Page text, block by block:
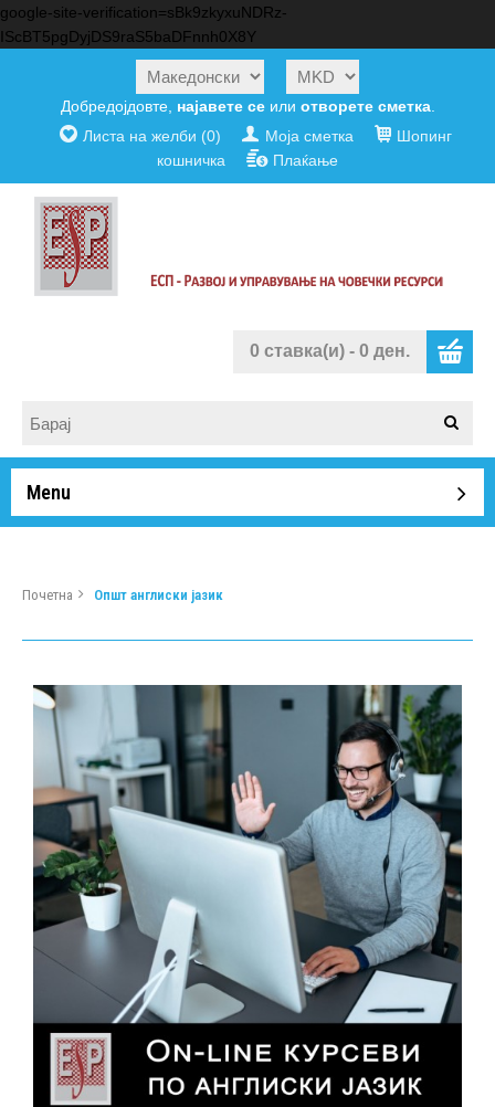
google-site-verification=sBk9zkyxuNDRz-
IScBT5pgDyjDS9raS5baDFnnh0X8Y
Добредојдовте, најавете сеили отворете сметка.
Листа на желби (0)
Моја сметка
Шопинг
кошничка
Плаќање
0 ставка(и) - 0 ден.
Menu
Почетна Општ англиски јазик